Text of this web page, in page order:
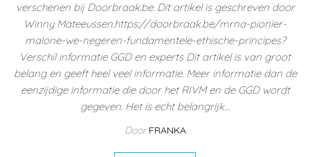
verschenen bij Doorbraak.be. Dit artikel is geschreven door
Winny Mateeussen.https://doorbraak.be/mrna-pionier-
malone-we-negeren-fundamentele-ethische-principes?
Verschil informatie GGD en experts Dit artikel is van groot
belang en geeft heel veel informatie. Meer informatie dan de
eenzijdige informatie die door het RIVM en de GGD wordt
gegeven. Het is echt belangrijk…
Door FRANKA